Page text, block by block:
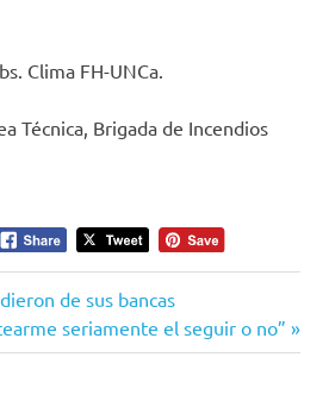
Clima FH-UNCa.
Técnica, Brigada de Incendios
de sus bancas
seriamente el seguir o no”